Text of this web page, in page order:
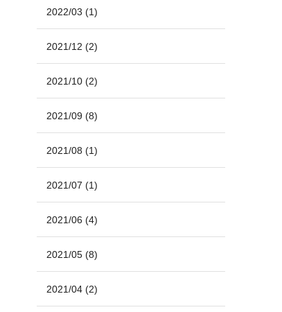
2022/03 (1)
2021/12 (2)
2021/10 (2)
2021/09 (8)
2021/08 (1)
2021/07 (1)
2021/06 (4)
2021/05 (8)
2021/04 (2)